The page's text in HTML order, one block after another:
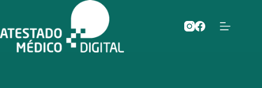
conteúdo